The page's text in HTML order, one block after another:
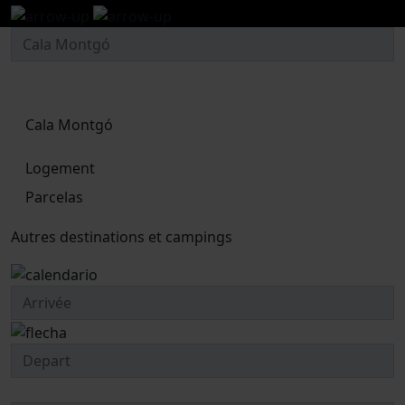
Cala Montgó
Logement
Parcelas
Autres destinations et campings